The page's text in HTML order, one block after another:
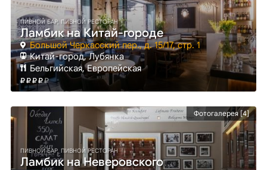
ПИВНОЙ БАР, ПИВНОЙ РЕСТОРАН
Ламбик на Китай-городе
Большой Черкасский пер., д. 15/17, стр. 1
Китай-город, Лубянка
Бельгийская, Европейская
Фотогалерея [4]
ПИВНОЙ БАР, ПИВНОЙ РЕСТОРАН
Ламбик на Неверовского